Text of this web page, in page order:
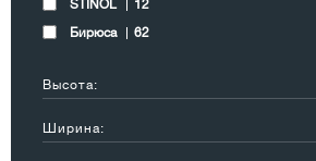
STINOL
12
Бирюса
62
Высота:
150-169 см
40
Ширина: